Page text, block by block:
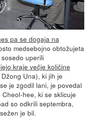
pa se dogaja na
medsebojno obtožujeta
uperili
kraje večje količine
Una), ki jih je
je zgodil lani, je povedal
hee, ki se sklicuje
so odkrili septembra,
je bil.